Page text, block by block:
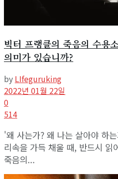
빅터 프랭클의 죽음의 수용
의미가 있습니까?
by LIfeguruking
2022년 01월 22일
0
514
'왜 사는가? 왜 나는 살아야 하
리속을 가득 채울 때, 반드시 읽
죽음의...